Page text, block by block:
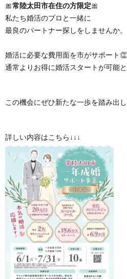
🎀常陸太田市在住の方限定🎀
私たち婚活のプロと一緒に
最良のパートナー探しをしませんか。
婚活に必要な費用面を市がサポート👏
通常よりお得に婚活スタートが可能
この機会にぜひ新たな一歩を踏み出
詳しい内容はこちら↓↓↓